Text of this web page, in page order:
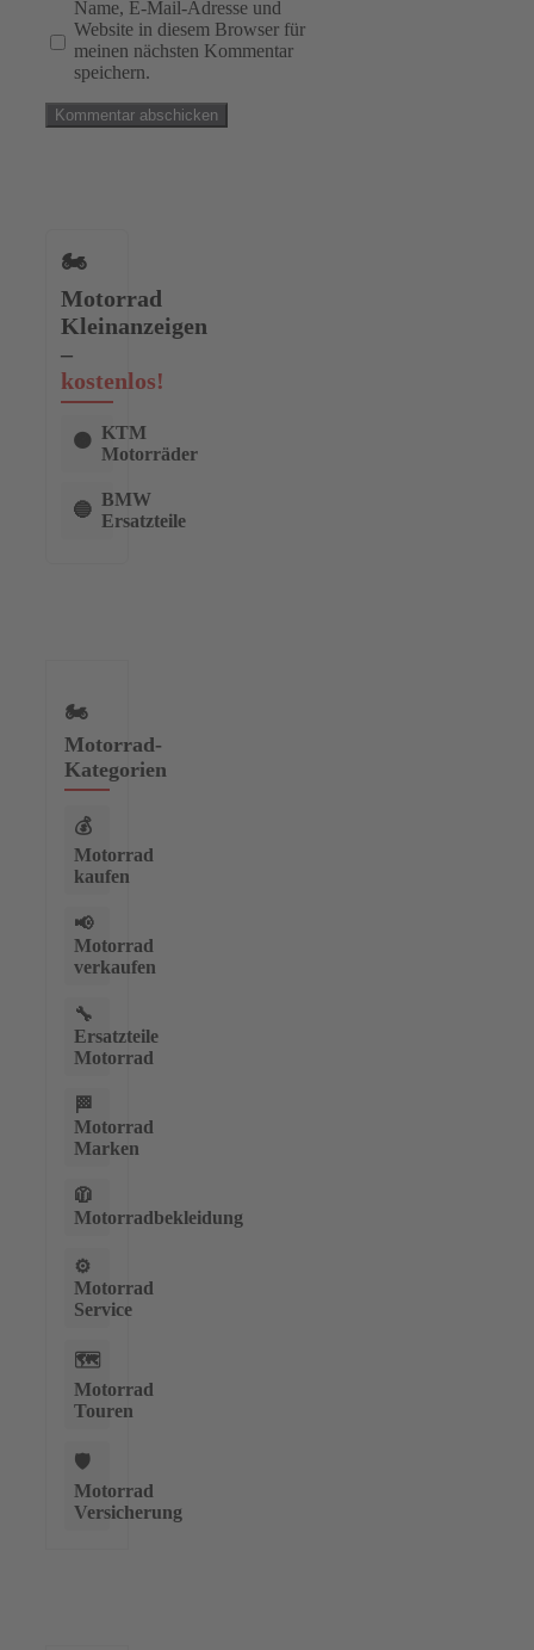
Name, E-Mail-Adresse und
Website in diesem Browser für
meinen nächsten Kommentar
speichern.
🏍️
Motorrad
Kleinanzeigen
–
kostenlos!
🟠 KTM
Motorräder
🔵
BMW
Ersatzteile
🏍️
Motorrad-
Kategorien
💰
Motorrad
kaufen
📢
Motorrad
verkaufen
🔧
Ersatzteile
Motorrad
🏁
Motorrad
Marken
🧥
Motorradbekleidung
⚙️
Motorrad
Service
🗺️
Motorrad
Touren
🛡️
Motorrad
Versicherung